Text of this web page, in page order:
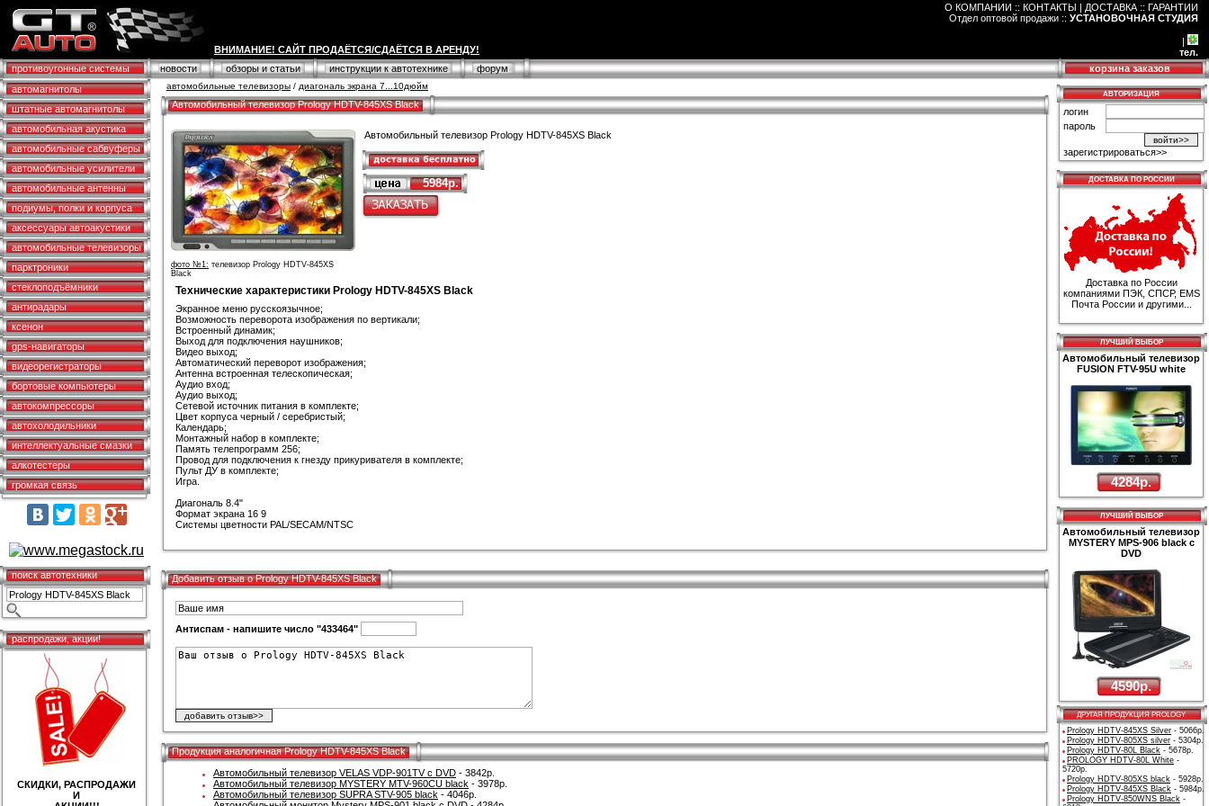
ВНИМАНИЕ! САЙТ ПРОДАЁТСЯ/СДАЁТСЯ В АРЕНДУ!
О КОМПАНИИ :: КОНТАКТЫ | ДОСТАВКА :: ГАРАНТИИ
Отдел оптовой продажи :: УСТАНОВОЧНАЯ СТУДИЯ
|
тел.
противоугонные системы
новости обзоры и статьи инструкции к автотехнике форум
корзина заказов
автомагнитолы
штатные автомагнитолы
автомобильная акустика
автомобильные сабвуферы
автомобильные усилители
автомобильные антенны
подиумы, полки и корпуса
аксессуары автоакустики
автомобильные телевизоры
парктроники
стеклоподъёмники
антирадары
ксенон
gps-навигаторы
видеорегистраторы
бортовые компьютеры
автокомпрессоры
автохолодильники
интеллектуальные смазки
алкотестеры
громкая связь
поиск автотехники
распродажи, акции!
СКИДКИ, РАСПРОДАЖИ
И
автомобильные телевизоры / диагональ экрана 7...10дюйм
Автомобильный телевизор Prology HDTV-845XS Black
фото №1: телевизор Prology HDTV-845XS
Black
Автомобильный телевизор Prology HDTV-845XS Black
5984р.
Технические характеристики Prology HDTV-845XS Black
Экранное меню русскоязычное;
Возможность переворота изображения по вертикали;
Встроенный динамик;
Выход для подключения наушников;
Видео выход;
Автоматический переворот изображения;
Антенна встроенная телескопическая;
Аудио вход;
Аудио выход;
Сетевой источник питания в комплекте;
Цвет корпуса черный / серебристый;
Календарь;
Монтажный набор в комплекте;
Память телепрограмм 256;
Провод для подключения к гнезду прикуривателя в комплекте;
Пульт ДУ в комплекте;
Игра.
Диагональ 8.4"
Формат экрана 16 9
Системы цветности PAL/SECAM/NTSC
Добавить отзыв о Prology HDTV-845XS Black
Антиспам - напишите число "433464"
Продукция аналогичная Prology HDTV-845XS Black
Автомобильный телевизор VELAS VDP-901TV с DVD - 3842р.
Автомобильный телевизор MYSTERY MTV-960CU black - 3978р.
Автомобильный телевизор SUPRA STV-905 black - 4046р.
АВТОРИЗАЦИЯ
логин
пароль
зарегистрироваться>>
ДОСТАВКА ПО РОССИИ
Доставка по России
компаниями ПЭК, СПСР, EMS
Почта России и другими...
ЛУЧШИЙ ВЫБОР
Автомобильный телевизор
FUSION FTV-95U white
4284р.
ЛУЧШИЙ ВЫБОР
Автомобильный телевизор
MYSTERY MPS-906 black с
DVD
4590р.
ДРУГАЯ ПРОДУКЦИЯ PROLOGY
Prology HDTV-845XS Silver - 5066р.
Prology HDTV-805XS silver - 5304р.
Prology HDTV-80L Black - 5678р.
PROLOGY HDTV-80L White -
5720р.
Prology HDTV-805XS black - 5928р.
Prology HDTV-845XS Black - 5984р.
Prology HDTV-850WNS Black -